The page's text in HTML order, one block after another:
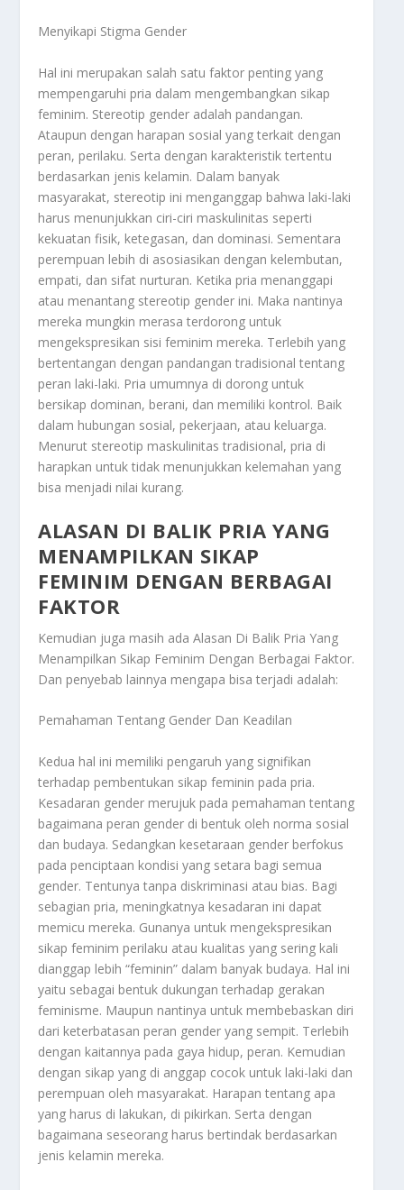
Menyikapi Stigma Gender
Hal ini merupakan salah satu faktor penting yang
mempengaruhi pria dalam mengembangkan sikap
feminim. Stereotip gender adalah pandangan.
Ataupun dengan harapan sosial yang terkait dengan
peran, perilaku. Serta dengan karakteristik tertentu
berdasarkan jenis kelamin. Dalam banyak
masyarakat, stereotip ini menganggap bahwa laki-laki
harus menunjukkan ciri-ciri maskulinitas seperti
kekuatan fisik, ketegasan, dan dominasi. Sementara
perempuan lebih di asosiasikan dengan kelembutan,
empati, dan sifat nurturan. Ketika pria menanggapi
atau menantang stereotip gender ini. Maka nantinya
mereka mungkin merasa terdorong untuk
mengekspresikan sisi feminim mereka. Terlebih yang
bertentangan dengan pandangan tradisional tentang
peran laki-laki. Pria umumnya di dorong untuk
bersikap dominan, berani, dan memiliki kontrol. Baik
dalam hubungan sosial, pekerjaan, atau keluarga.
Menurut stereotip maskulinitas tradisional, pria di
harapkan untuk tidak menunjukkan kelemahan yang
bisa menjadi nilai kurang.
ALASAN DI BALIK PRIA YANG
MENAMPILKAN SIKAP
FEMINIM DENGAN BERBAGAI
FAKTOR
Kemudian juga masih adaAlasan Di Balik Pria Yang
Menampilkan Sikap Feminim Dengan Berbagai Faktor.
Dan penyebab lainnya mengapa bisa terjadi adalah:
Pemahaman Tentang Gender Dan Keadilan
Kedua hal ini memiliki pengaruh yang signifikan
terhadap pembentukan sikap feminin pada pria.
Kesadaran gender merujuk pada pemahaman tentang
bagaimana peran gender di bentuk oleh norma sosial
dan budaya. Sedangkan kesetaraan gender berfokus
pada penciptaan kondisi yang setara bagi semua
gender. Tentunya tanpa diskriminasi atau bias. Bagi
sebagian pria, meningkatnya kesadaran ini dapat
memicu mereka. Gunanya untuk mengekspresikan
sikap feminim perilaku atau kualitas yang sering kali
dianggap lebih “feminin” dalam banyak budaya. Hal ini
yaitu sebagai bentuk dukungan terhadap gerakan
feminisme. Maupun nantinya untuk membebaskan diri
dari keterbatasan peran gender yang sempit. Terlebih
dengan kaitannya pada gaya hidup, peran. Kemudian
dengan sikap yang di anggap cocok untuk laki-laki dan
perempuan oleh masyarakat. Harapan tentang apa
yang harus di lakukan, di pikirkan. Serta dengan
bagaimana seseorang harus bertindak berdasarkan
jenis kelamin mereka.